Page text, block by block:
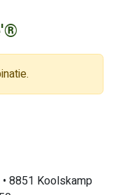
8851 Koolskamp